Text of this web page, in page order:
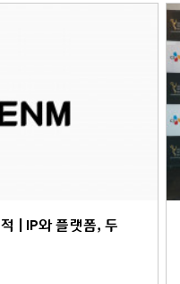
| IP와 플랫폼, 두